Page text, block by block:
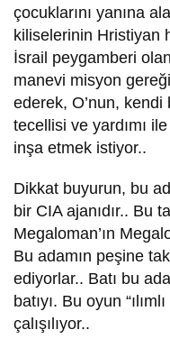
çocuklarını yanına
kiliselerinin Hristiyan
İsrail peygamberi
manevi misyon
ederek, O’nun,
tecellisi ve yardımı
inşa etmek istiyor..
Dikkat buyurun, bu
bir CIA ajanıdır.. Bu
Megaloman’ın
Bu adamın peşine
ediyorlar.. Batı bu
batıyı. Bu oyun
çalışılıyor..